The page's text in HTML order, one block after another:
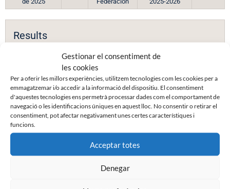
Gestionar el consentiment de
les cookies
Per a oferir les millors experiències, utilitzem tecnologies com les cookies per a
emmagatzemar i/o accedir a la informació del dispositiu. El consentiment
d'aquestes tecnologies ens permetrà processar dades com el comportament de
navegació o les identificacions úniques en aquest lloc. No consentir o retirar el
consentiment, pot afectar negativament unes certes característiques i
funcions.
Acceptar totes
Denegar
Results
1ª Parte 2ª Parte
Algeciras CF
0 2 2